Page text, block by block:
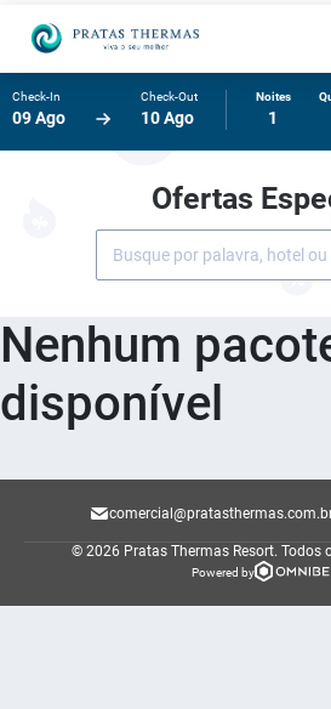
Check-In
09 Ago
Check-Out
10 Ago
Noites
1
Ofertas
Nenhum
disponível
© 2026 Pratas Thermas Resort. Todos
Powered by